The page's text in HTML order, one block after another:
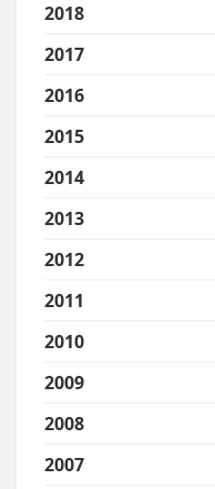
2018
2017
2016
2015
2014
2013
2012
2011
2010
2009
2008
2007